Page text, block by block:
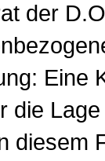
der
Eine
die
diesem